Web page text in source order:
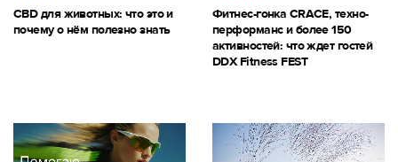
CBD для животных: что это и
почему о нём полезно знать
Фитнес-гонка CRACE, техно-
перформанс и более 150
активностей: что ждет гостей
DDX Fitness FEST